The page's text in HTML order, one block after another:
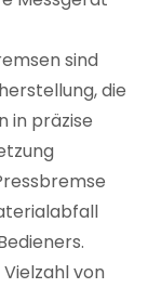
sind
die
in präzise
von